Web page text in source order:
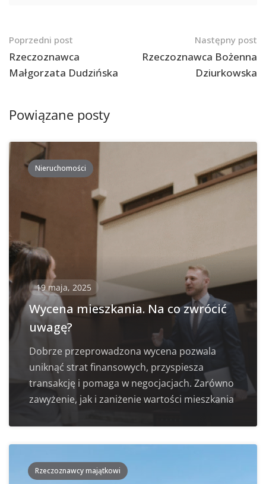
Nawigacja
po
postach
Poprzedni post
Rzeczoznawca
Małgorzata Dudzińska
Następny post
Rzeczoznawca Bożenna
Dziurkowska
Powiązane posty
Nieruchomości
19 maja, 2025
Wycena mieszkania. Na co zwrócić
uwagę?
Dobrze przeprowadzona wycena pozwala
uniknąć strat finansowych, przyspiesza
transakcję i pomaga w negocjacjach. Zarówno
zawyżenie, jak i zaniżenie wartości mieszkania
Rzeczoznawcy majątkowi